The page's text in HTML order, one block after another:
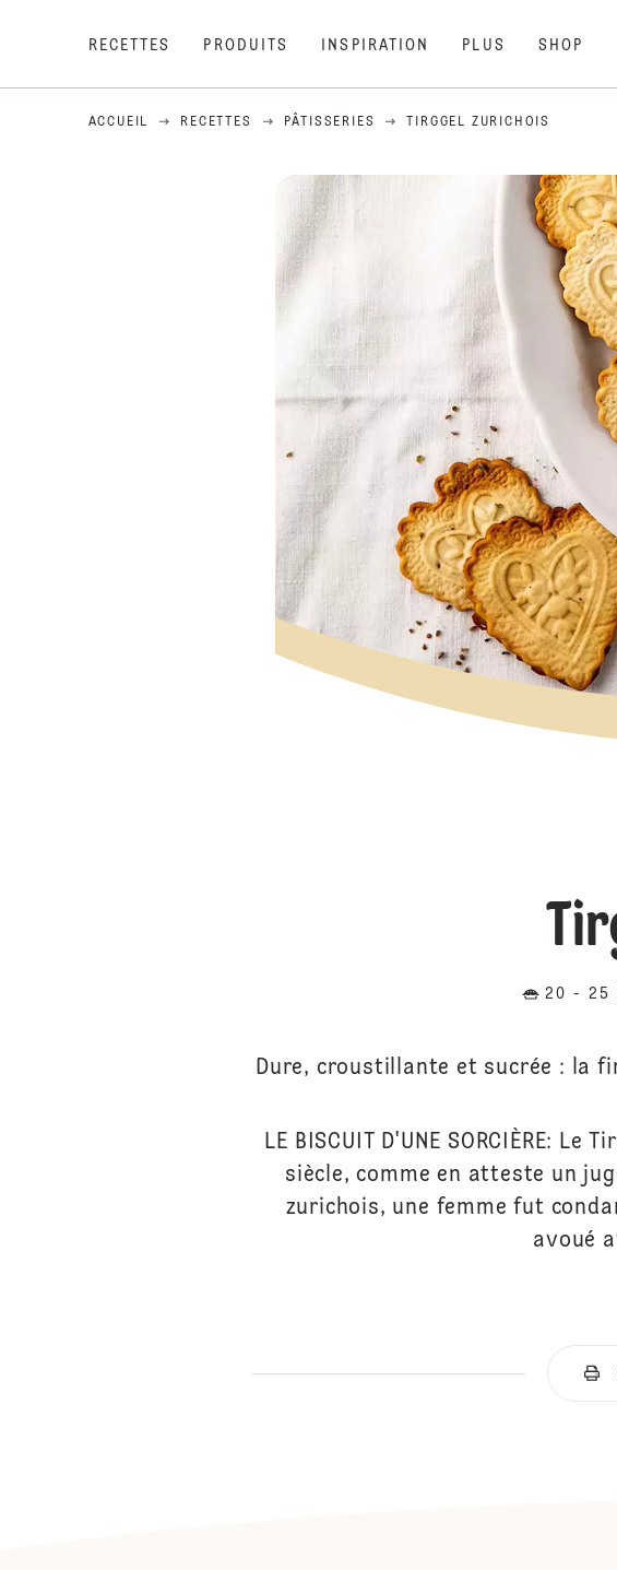
RECETTES PRODUITS INSPIRATION PLUS SHOP
ACCUEIL RECETTES PÂTISSERIES TIRGGEL ZURICHOIS
20 - 25
Dure, croustillante et sucrée : la
LE BISCUIT D'UNE SORCIÈRE:
siècle, comme en atteste un
zurichois, une femme fut
avoué